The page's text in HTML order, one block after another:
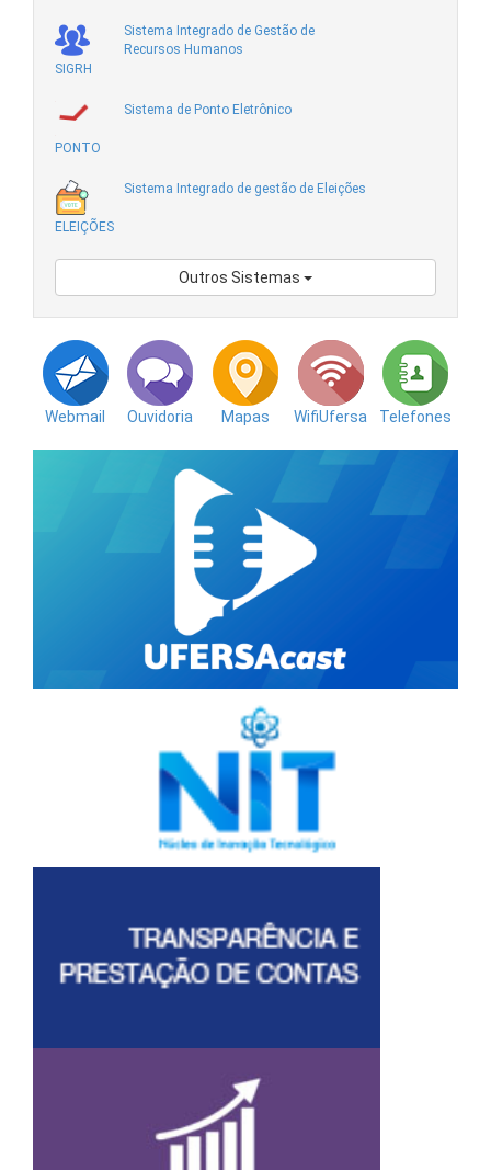
SIGRH
Sistema Integrado de Gestão de
Recursos Humanos
PONTO
Sistema de Ponto Eletrônico
ELEIÇÕES
Sistema Integrado de gestão de Eleições
Outros Sistemas
Webmail Ouvidoria Mapas WifiUfersa Telefones